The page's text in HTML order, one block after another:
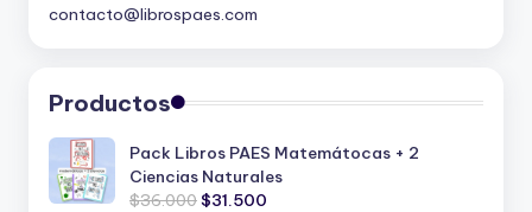
contacto@librospaes.com
Productos
Pack Libros PAES Matemátocas + 2
Ciencias Naturales
$36.000El
$31.500